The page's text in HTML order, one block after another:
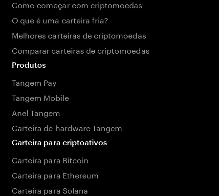
Como começar com criptomoedas
O que é uma carteira fria?
Melhores carteiras de criptomoedas
Comparar carteiras de criptomoedas
Produtos
Tangem Pay
Tangem Mobile
Anel Tangem
Carteira de hardware Tangem
Carteira para criptoativos
Carteira para Bitcoin
Carteira para Ethereum
Carteira para Solana